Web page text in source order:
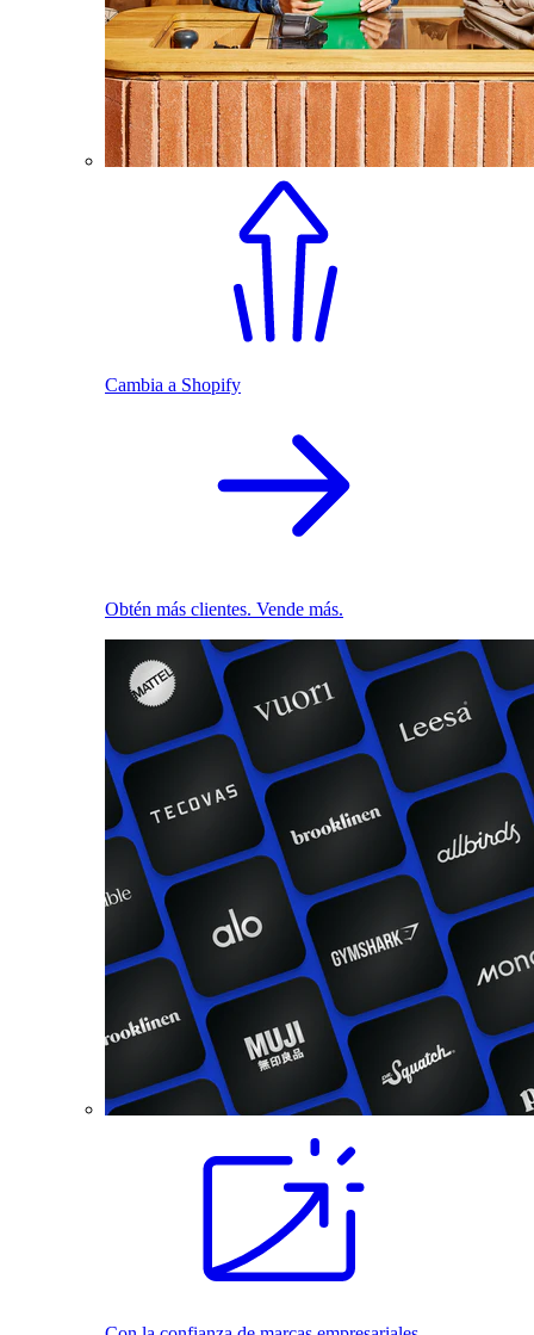
Cambia a Shopify
Obtén más clientes. Vende más.